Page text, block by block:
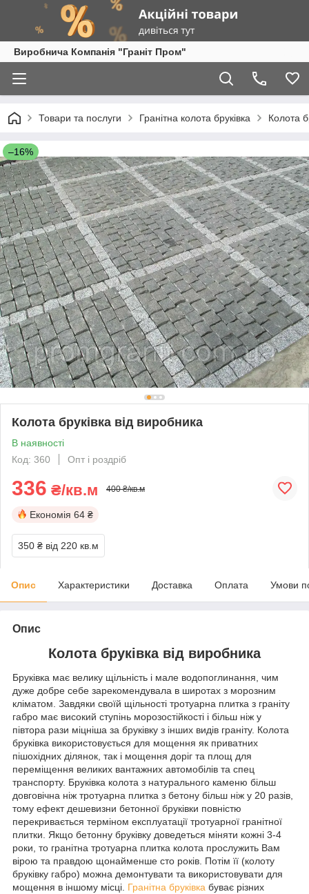
Виробнича Компанія "Граніт Пром"
Товари та послуги Гранітна колота бруківка Колота
–16%
Колота бруківка від виробника
В наявності
Код: 360
Опт і роздріб
336 ₴/кв.м 400 ₴/кв.м
Економія 64 ₴
350 ₴ від 220 кв.м
Опис Характеристики Доставка Оплата Умови
Опис
Колота бруківка від виробника
Бруківка має велику щільність і мале водопоглинання, чим
дуже добре себе зарекомендувала в широтах з морозним
кліматом. Завдяки своїй щільності тротуарна плитка з граніту
габро має високий ступінь морозостійкості і більш ніж у
півтора рази міцніша за бруківку з інших видів граніту. Колота
бруківка використовується для мощення як приватних
пішохідних ділянок, так і мощення доріг та площ для
переміщення великих вантажних автомобілів та спец
транспорту. Бруківка колота з натурального каменю більш
довговічна ніж тротуарна плитка з бетону більш ніж у 20 разів,
тому ефект дешевизни бетонної бруківки повністю
перекривається терміном експлуатації тротуарної гранітної
плитки. Якщо бетонну бруківку доведеться міняти кожні 3-4
роки, то гранітна тротуарна плитка колота прослужить Вам
вірою та правдою щонайменше сто років. Потім її (колоту
бруківку габро) можна демонтувати та використовувати для
мощення в іншому місці. Гранітна бруківка буває різних